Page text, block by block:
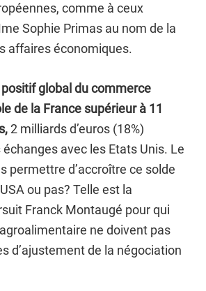
comme à ceux
Sophie Primas au nom de la
affaires économiques.
positif global du commerce
de la France supérieur à 11
2 milliards d’euros (18%)
avec les Etats Unis. Le
permettre d’accroître ce solde
ou pas? Telle est la
Franck Montaugé pour qui
ne doivent pas
d’ajustement de la négociation